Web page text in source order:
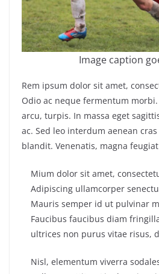
Image caption
Rem ipsum dolor sit amet,
Odio ac neque fermentum
arcu, turpis. In massa eget
ac. Sed leo interdum aenean
blandit. Venenatis, magna
Mium dolor sit amet,
Adipiscing ullamcorper
Mauris semper id ut pulvinar
Faucibus faucibus diam
ultrices non purus vitae risus,
Nisl, elementum viverra